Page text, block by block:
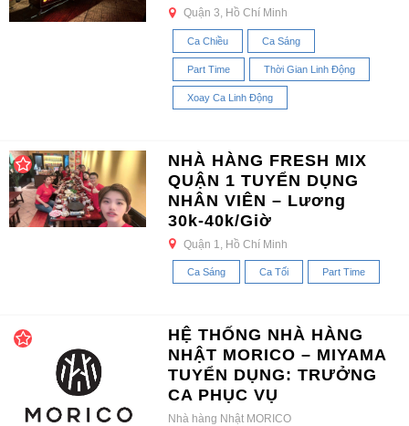
Quận 3, Hồ Chí Minh
Ca Chiều Ca Sáng
Part Time Thời Gian Linh Động
Xoay Ca Linh Động
NHÀ HÀNG FRESH MIX
QUẬN 1 TUYỂN DỤNG
NHÂN VIÊN – Lương
30k-40k/Giờ
Quận 1, Hồ Chí Minh
Ca Sáng Ca Tối Part Time
HỆ THỐNG NHÀ HÀNG
NHẬT MORICO – MIYAMA
TUYỂN DỤNG: TRƯỞNG
CA PHỤC VỤ
Nhà hàng Nhật MORICO